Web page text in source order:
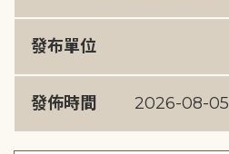
發布單位
發佈時間 2026-08-05